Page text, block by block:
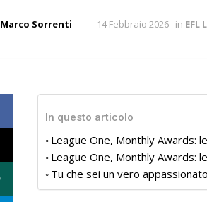
Marco Sorrenti 14 Febbraio 2026 in EFL
In questo articolo
League One, Monthly Awards:
League One, Monthly Awards:
Tu che sei un vero appassionato